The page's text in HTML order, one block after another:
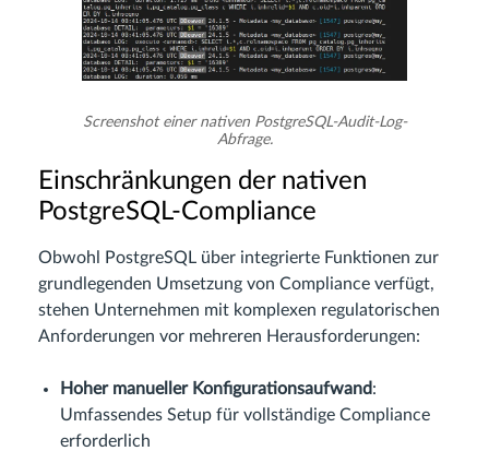
Screenshot einer nativen PostgreSQL-Audit-Log-
Abfrage.
Einschränkungen der nativen
PostgreSQL-Compliance
Obwohl PostgreSQL über integrierte Funktionen zur
grundlegenden Umsetzung von Compliance verfügt,
stehen Unternehmen mit komplexen regulatorischen
Anforderungen vor mehreren Herausforderungen:
Hoher manueller Konfigurationsaufwand:
Umfassendes Setup für vollständige Compliance
erforderlich